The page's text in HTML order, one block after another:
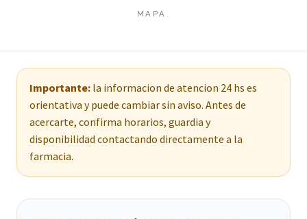
MAPA.
Importante:la informacion de atencion 24 hs es
orientativa y puede cambiar sin aviso. Antes de
acercarte, confirma horarios, guardia y
disponibilidad contactando directamente a la
farmacia.